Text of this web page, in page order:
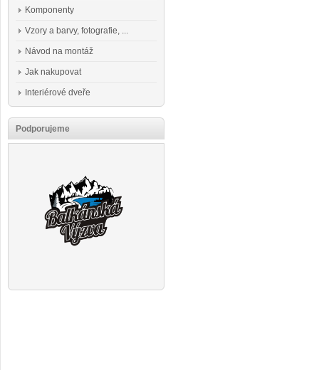
Komponenty
Vzory a barvy, fotografie, ...
Návod na montáž
Jak nakupovat
Interiérové dveře
Podporujeme